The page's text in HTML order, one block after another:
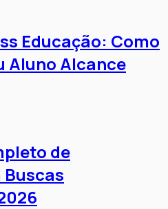
Educação: Como
Aluno Alcance
de